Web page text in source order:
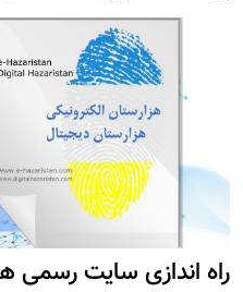
راه اندازی سایت رسمی